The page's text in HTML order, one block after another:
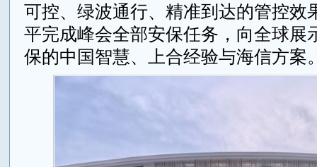
可控、绿波通行、精准到达的管控效
平完成峰会全部安保任务，向全球展
保的中国智慧、上合经验与海信方案